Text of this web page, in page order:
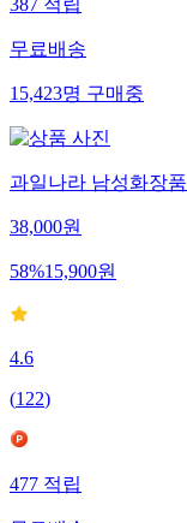
387적립
무료배송
15,423명구매중
과일나라 남성화장
38,000원
58%15,900원
4.6
(122)
477적립